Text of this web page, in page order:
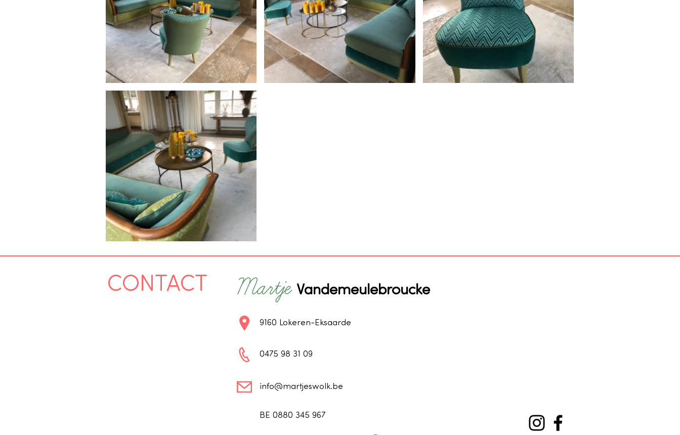
CONTACT Vandemeulebroucke
9160 Lokeren-Eksaarde
0475 98 31 09
info@martjeswolk.be
BE 0880 345 967